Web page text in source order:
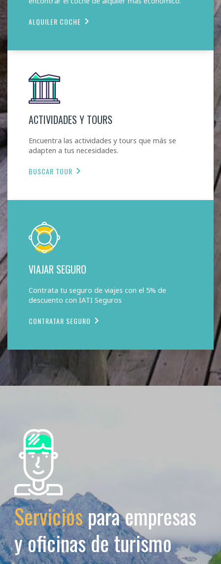
ALQUILER COCHE
ACTIVIDADES Y TOURS
Encuentra las actividades y tours que más se
adapten a tus necesidades.
BUSCAR TOUR
VIAJAR SEGURO
Contrata tu seguro de viajes con el 5% de
descuento con IATI Seguros
CONTRATAR SEGURO
Serviciospara empresas
y oficinas de turismo